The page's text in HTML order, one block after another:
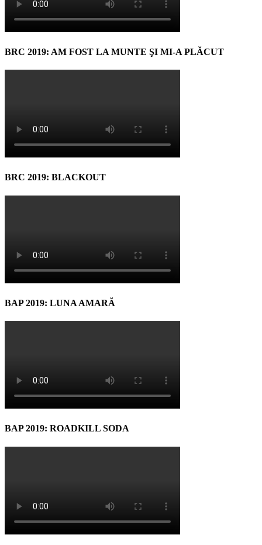
BRC 2019: AM FOST LA MUNTE ŞI MI-A PLĂCUT
BRC 2019: BLACKOUT
BAP 2019: LUNA AMARĂ
BAP 2019: ROADKILL SODA